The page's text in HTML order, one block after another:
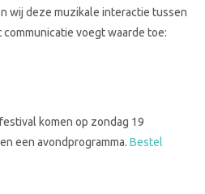
wij deze muzikale interactie tussen
voegt waarde toe:
komen op zondag 19
een avondprogramma. Bestel